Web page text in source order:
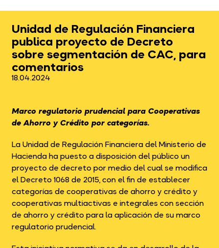
Unidad de Regulación Financiera
publica proyecto de Decreto
sobre segmentación de CAC, para
comentarios
18.04.2024
Marco regulatorio prudencial para Cooperativas
de Ahorro y Crédito por categorías.
La Unidad de Regulación Financiera del Ministerio de
Hacienda ha puesto a disposición del público un
proyecto de decreto por medio del cual se modifica
el Decreto 1068 de 2015, con el fin de establecer
categorías de cooperativas de ahorro y crédito y
cooperativas multiactivas e integrales con sección
de ahorro y crédito para la aplicación de su marco
regulatorio prudencial.